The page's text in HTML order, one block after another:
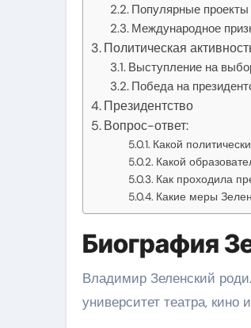
Популярные проекты
Международное
Политическая
Выступление на
Победа на
Президентство
Вопрос-ответ:
Какой
Какой
Как проходила
Какие меры
Биография
Владимир Зеленский
университет театра,